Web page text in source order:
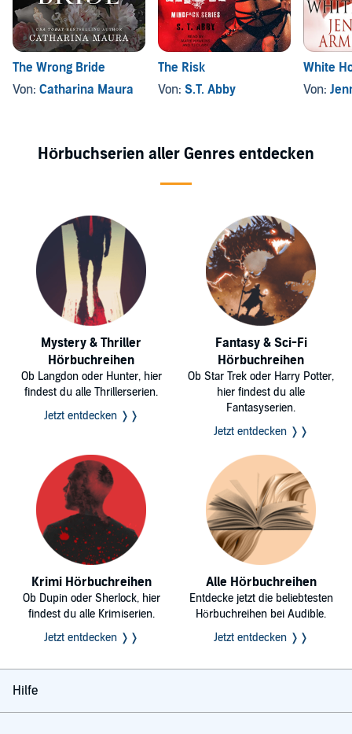
The Wrong Bride
Von: Catharina Maura
The Risk
Von: S.T. Abby
White
Von:
Hörbuchserien aller Genres entdecken
Mystery & Thriller
Hörbuchreihen
Ob Langdon oder Hunter, hier
findest du alle Thrillerserien.
Jetzt entdecken ❭❭
Fantasy & Sci-Fi
Hörbuchreihen
Ob Star Trek oder Harry Potter,
hier findest du alle
Fantasyserien.
Jetzt entdecken ❭❭
Krimi Hörbuchreihen
Ob Dupin oder Sherlock, hier
findest du alle Krimiserien.
Jetzt entdecken ❭❭
Alle Hörbuchreihen
Entdecke jetzt die beliebtesten
Hörbuchreihen bei Audible.
Jetzt entdecken ❭❭
Hilfe